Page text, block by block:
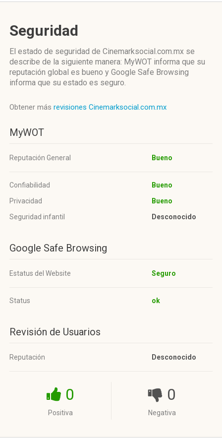
Seguridad
El estado de seguridad de Cinemarksocial.com.mx se
describe de la siguiente manera: MyWOT informa que su
reputación global es bueno y Google Safe Browsing
informa que su estado es seguro.
Obtener más revisiones Cinemarksocial.com.mx
MyWOT
Reputación General Bueno
Confiabilidad
Bueno
Privacidad
Bueno
Seguridad infantil
Desconocido
Google Safe Browsing
Estatus del Website Seguro
Status ok
Revisión de Usuarios
Reputación Desconocido
0
Positiva
0
Negativa